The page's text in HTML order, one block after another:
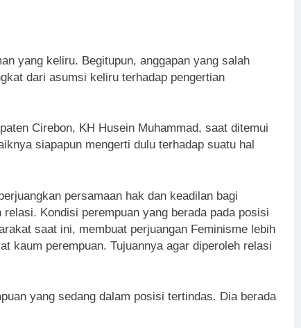
yang keliru. Begitupun, anggapan yang salah
dari asumsi keliru terhadap pengertian
Cirebon, KH Husein Muhammad, saat ditemui
siapapun mengerti dulu terhadap suatu hal
persamaan hak dan keadilan bagi
Kondisi perempuan yang berada pada posisi
saat ini, membuat perjuangan Feminisme lebih
kaum perempuan. Tujuannya agar diperoleh relasi
yang sedang dalam posisi tertindas. Dia berada